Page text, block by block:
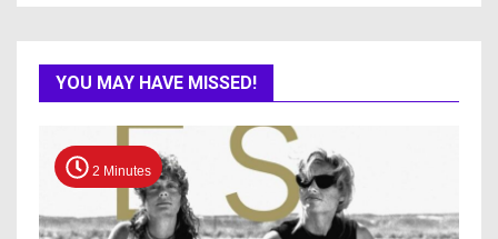
YOU MAY HAVE MISSED!
2 Minutes